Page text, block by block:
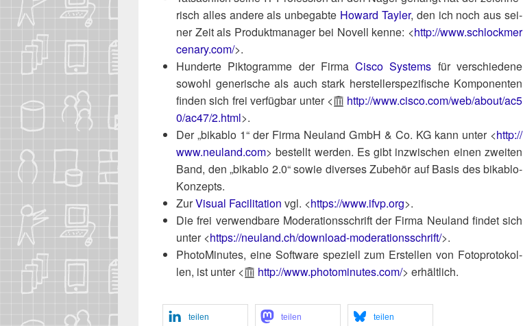
risch alles ande­re als unbe­gab­te Howard Tay­ler, den ich noch aus sei­
ner Zeit als Pro­dukt­ma­na­ger bei Novell ken­ne: <http://​www​.schlock​mer​
cena​ry​.com/>.
Hun­der­te Pik­to­gram­me der Fir­maCis­co Sys­tems für ver­schie­de­ne
sowohl gene­ri­sche als auch stark her­stel­ler­spe­zi­fi­sche Kom­po­nen­ten
fin­den sich frei ver­füg­bar unter <
http://​www​.cis​co​.com/​w​e​b​/​a​b​o​u​t​/​a​c​5​
0​/​a​c47/2.html>.
Der „bika­blo 1“ der Fir­ma Neu­land GmbH & Co. KG kann unter <http://​
www​.neu​land​.com> bestellt wer­den. Es gibt inzwi­schen einen zwei­ten
Band, den „bika­blo 2.0“ sowie diver­ses Zube­hör auf Basis des bikablo-
Konzepts.
ZurVisu­al Faci­li­ta­ti­on vgl. <https://​www​.ifvp​.org>.
Die frei ver­wend­ba­re Mode­ra­ti­ons­schrift der Fir­ma Neu­land fin­det sich
unter <https://​neu​land​.ch/​d​o​w​n​l​o​a​d​-​m​o​d​e​r​a​t​i​o​nsschrift/>.
Pho­to­Mi­nu­tes, eine Soft­ware spe­zi­ell zum Erstel­len von Foto­pro­to­kol­
len, ist unter <
http://​www​.pho​to​mi​nu​tes​.com/> erhält­lich.
tei­len tei­len tei­len